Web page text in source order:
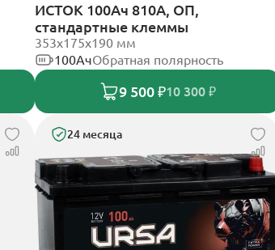
ИСТОК 100Ач 810А, ОП,
стандартные клеммы
353х175х190 мм
100АчОбратная полярность
9 500 ₽10 300 ₽
24 месяца